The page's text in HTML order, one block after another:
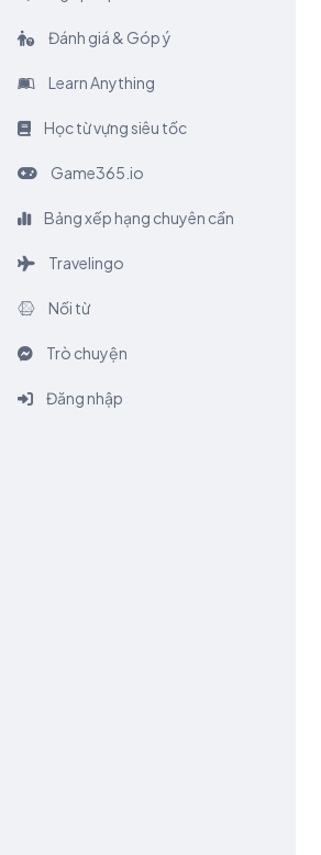
Đánh giá & Góp ý
Learn Anything
Học từ vựng siêu tốc
Game365.io
Bảng xếp hạng chuyên cần
Travelingo
Nối từ
Trò chuyện
Đăng nhập